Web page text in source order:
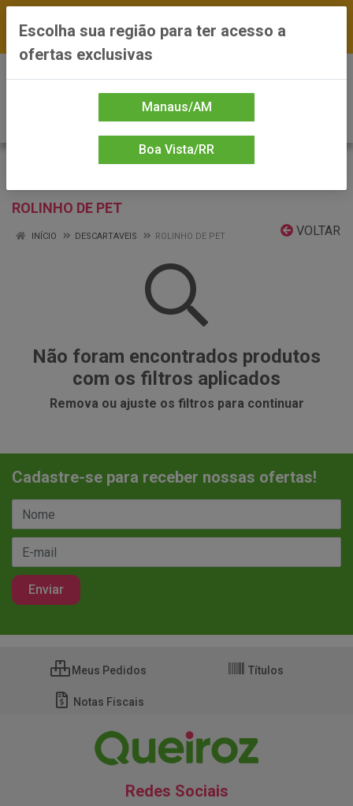
*Preços exclusivos do site — Entrega em até 24h
ROLINHO DE PET
VOLTAR
INÍCIO DESCARTAVEIS ROLINHO DE PET
Não foram encontrados produtos
com os filtros aplicados
Remova ou ajuste os filtros para continuar
Cadastre-se para receber nossas ofertas!
Meus Pedidos Títulos
Notas Fiscais
Redes Sociais
Escolha sua região para ter acesso a
ofertas exclusivas
Manaus/AM
Boa Vista/RR